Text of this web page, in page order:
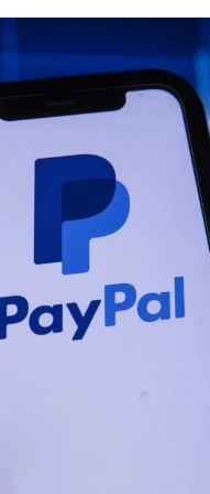
IDBank-
World